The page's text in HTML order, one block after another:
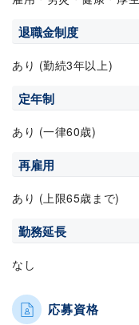
退職金制度
あり (勤続3年以上)
定年制
あり (一律60歳)
再雇用
あり (上限65歳まで)
勤務延長
なし
応募資格